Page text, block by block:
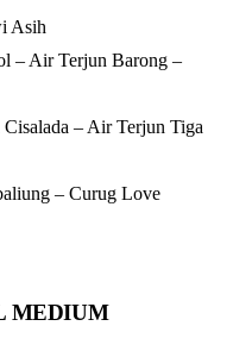
Asih
– Air Terjun Barong –
– Air Terjun Tiga
– Curug Love
MEDIUM